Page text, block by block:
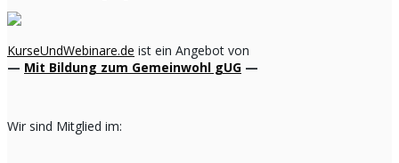
KurseUndWebinare.de ist ein Angebot von
— Mit Bildung zum Gemeinwohl gUG —
Wir sind Mitglied im: